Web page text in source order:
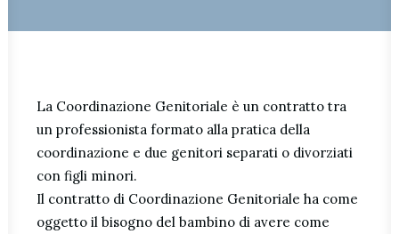
La Coordinazione Genitoriale è un contratto tra
un professionista formato alla pratica della
coordinazione e due genitori separati o divorziati
con figli minori.
Il contratto di Coordinazione Genitoriale ha come
oggetto il bisogno del bambino di avere come